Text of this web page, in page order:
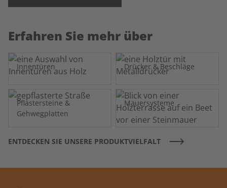
Erfahren Sie mehr über
Innentüren Drücker & Beschläge
Pflastersteine &
Gehwegplatten
Mauersysteme
ENTDECKEN SIE UNSERE PRODUKTVIELFALT